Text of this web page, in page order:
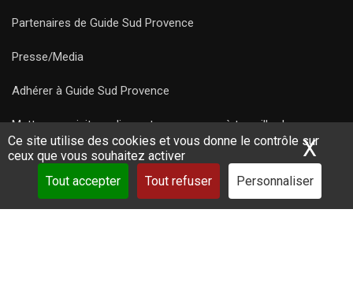
Ce site utilise des cookies et vous donne le contrôle sur
ceux que vous souhaitez activer
Tout accepter
Tout refuser Personnaliser
X
Partenaires de Guide Sud Provence
Presse/Media
Adhérer à Guide Sud Provence
Mettre une visite en ligne et commencez à travailler !